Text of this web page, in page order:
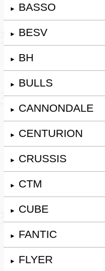
► BASSO
► BESV
► BH
► BULLS
► CANNONDALE
► CENTURION
► CRUSSIS
► CTM
► CUBE
► FANTIC
► FLYER